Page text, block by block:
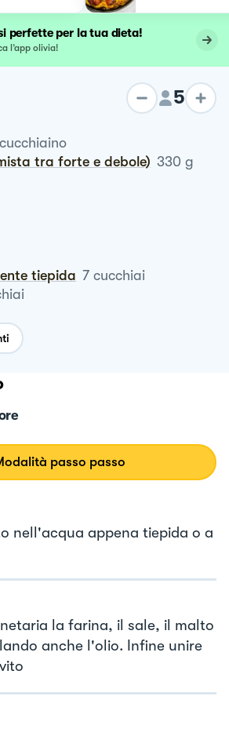
perfette per la tua dieta!
l’app olivia!
5
cucchiaino
tra forte e debole) 330 g
tiepida 7 cucchiai
passo passo
nell'acqua appena tiepida o a
la farina, il sale, il malto
anche l'olio. Infine unire